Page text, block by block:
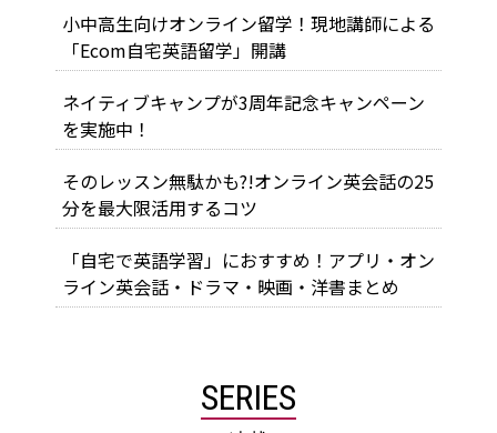
小中高生向けオンライン留学！現地講師による
「Ecom自宅英語留学」開講
ネイティブキャンプが3周年記念キャンペーン
を実施中！
そのレッスン無駄かも?!オンライン英会話の25
分を最大限活用するコツ
「自宅で英語学習」におすすめ！アプリ・オン
ライン英会話・ドラマ・映画・洋書まとめ
SERIES